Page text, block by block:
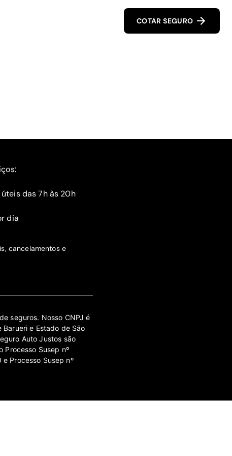
COTAR SEGURO
das 7h às 20h
dia
cancelamentos e
seguros. Nosso CNPJ é
e Estado de São
Auto Justos são
Processo Susep nº
Processo Susep nº